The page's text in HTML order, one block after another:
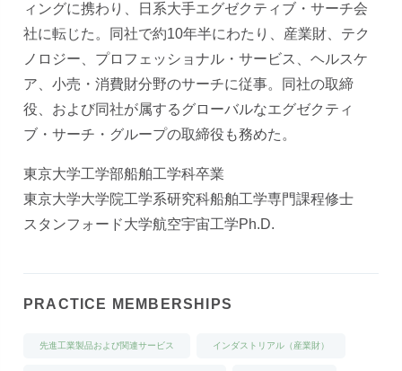
ィングに携わり、日系大手エグゼクティブ・サーチ会
社に転じた。同社で約10年半にわたり、産業財、テク
ノロジー、プロフェッショナル・サービス、ヘルスケ
ア、小売・消費財分野のサーチに従事。同社の取締
役、および同社が属するグローバルなエグゼクティ
ブ・サーチ・グループの取締役も務めた。
東京大学工学部船舶工学科卒業
東京大学大学院工学系研究科船舶工学専門課程修士
スタンフォード大学航空宇宙工学Ph.D.
PRACTICE MEMBERSHIPS
先進工業製品および関連サービス インダストリアル（産業財）